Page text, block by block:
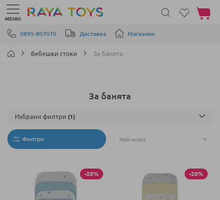
Прескачане към съдържанието
0895-807070 Доставка Магазини
МЕНЮ
Моята
Бебешки стоки За банята
За банята
Филтри
-20% -20%
Избрани филтри